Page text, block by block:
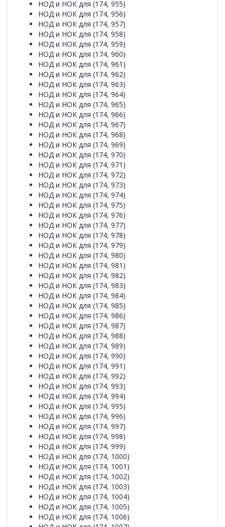
НОД и НОК для (174, 955)
НОД и НОК для (174, 956)
НОД и НОК для (174, 957)
НОД и НОК для (174, 958)
НОД и НОК для (174, 959)
НОД и НОК для (174, 960)
НОД и НОК для (174, 961)
НОД и НОК для (174, 962)
НОД и НОК для (174, 963)
НОД и НОК для (174, 964)
НОД и НОК для (174, 965)
НОД и НОК для (174, 966)
НОД и НОК для (174, 967)
НОД и НОК для (174, 968)
НОД и НОК для (174, 969)
НОД и НОК для (174, 970)
НОД и НОК для (174, 971)
НОД и НОК для (174, 972)
НОД и НОК для (174, 973)
НОД и НОК для (174, 974)
НОД и НОК для (174, 975)
НОД и НОК для (174, 976)
НОД и НОК для (174, 977)
НОД и НОК для (174, 978)
НОД и НОК для (174, 979)
НОД и НОК для (174, 980)
НОД и НОК для (174, 981)
НОД и НОК для (174, 982)
НОД и НОК для (174, 983)
НОД и НОК для (174, 984)
НОД и НОК для (174, 985)
НОД и НОК для (174, 986)
НОД и НОК для (174, 987)
НОД и НОК для (174, 988)
НОД и НОК для (174, 989)
НОД и НОК для (174, 990)
НОД и НОК для (174, 991)
НОД и НОК для (174, 992)
НОД и НОК для (174, 993)
НОД и НОК для (174, 994)
НОД и НОК для (174, 995)
НОД и НОК для (174, 996)
НОД и НОК для (174, 997)
НОД и НОК для (174, 998)
НОД и НОК для (174, 999)
НОД и НОК для (174, 1000)
НОД и НОК для (174, 1001)
НОД и НОК для (174, 1002)
НОД и НОК для (174, 1003)
НОД и НОК для (174, 1004)
НОД и НОК для (174, 1005)
НОД и НОК для (174, 1006)